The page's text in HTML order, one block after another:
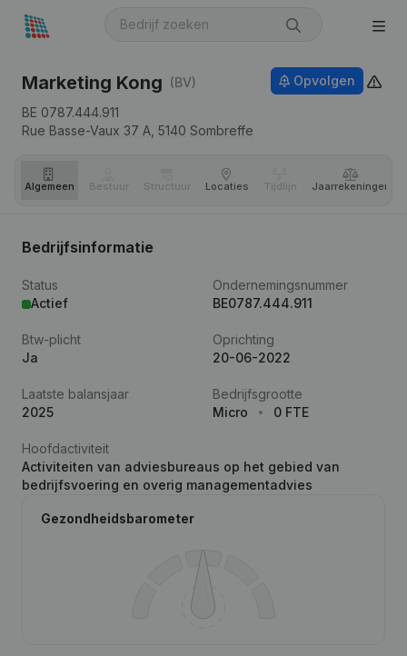
Marketing Kong (BV)
BE 0787.444.911
Rue Basse-Vaux 37 A, 5140 Sombreffe
Opvolgen
Algemeen Bestuur Structuur Locaties Tijdlijn Jaar­rekeningen
Bedrijfsinformatie
Status
Actief
Ondernemingsnummer
BE0787.444.911
Btw-plicht
Ja
Oprichting
20-06-2022
Laatste balansjaar
2025
Bedrijfsgrootte
Micro
0 FTE
Hoofdactiviteit
Activiteiten van adviesbureaus op het gebied van
bedrijfsvoering en overig managementadvies
Gezondheidsbarometer